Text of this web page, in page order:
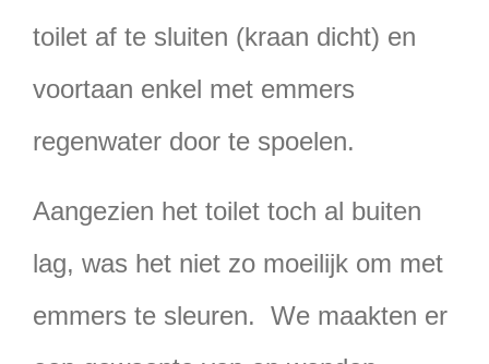
toilet af te sluiten (kraan dicht) en
voortaan enkel met emmers
regenwater door te spoelen.
Aangezien het toilet toch al buiten
lag, was het niet zo moeilijk om met
emmers te sleuren. We maakten er